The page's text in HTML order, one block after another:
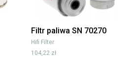
Filtr paliwa SN 70270
Hifi Filter
104,22 zł